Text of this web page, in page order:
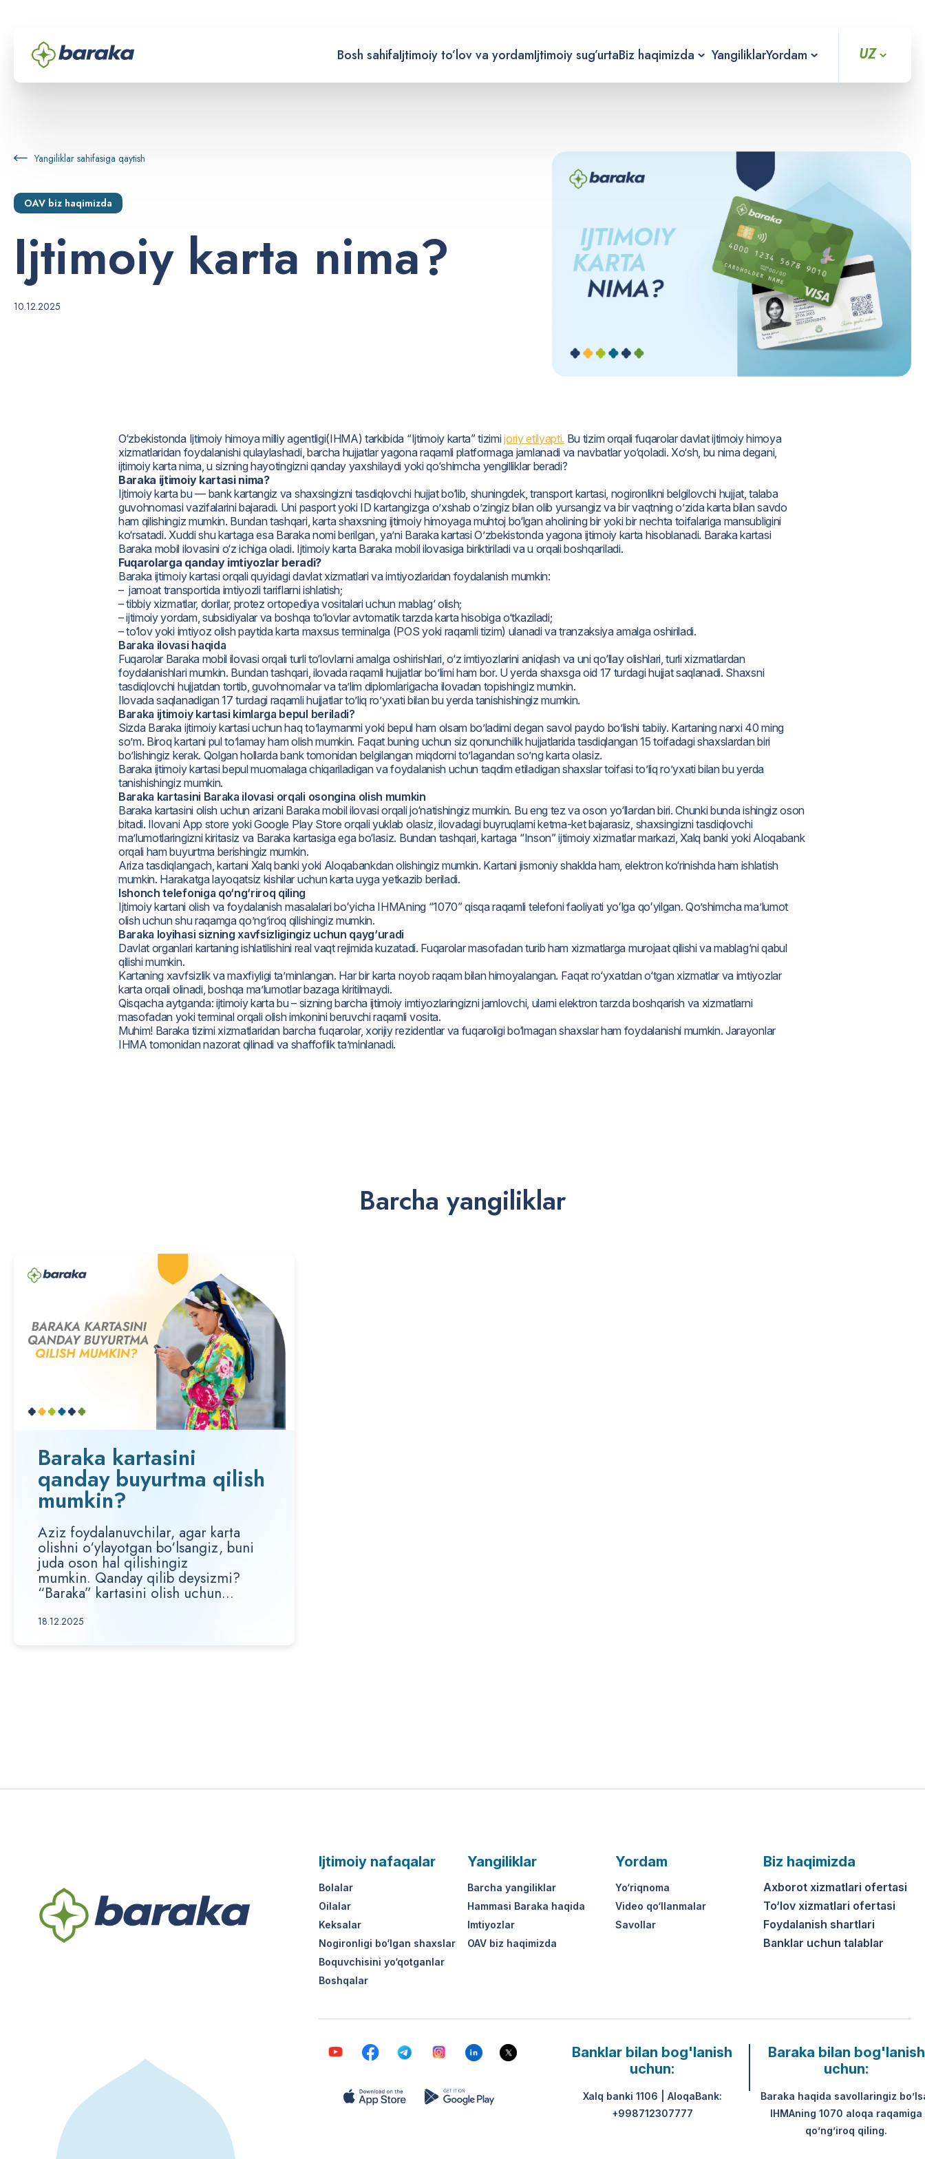
Bosh sahifaIjtimoiy to’lov va yordamIjtimoiy sug’urtaBiz haqimizda YangiliklarYordam UZ
Yangiliklar sahifasiga qaytish
OAV biz haqimizda
Ijtimoiy karta nima?
10.12.2025
O‘zbekistonda Ijtimoiy himoya milliy agentligi(IHMA) tarkibida “Ijtimoiy karta” tizimijoriy etilyapti. Bu tizim orqali fuqarolar davlat ijtimoiy himoya
xizmatlaridan foydalanishi qulaylashadi, barcha hujjatlar yagona raqamli platformaga jamlanadi va navbatlar yo‘qoladi. Xo‘sh, bu nima degani,
ijtimoiy karta nima, u sizning hayotingizni qanday yaxshilaydi yoki qo‘shimcha yengilliklar beradi?
Baraka ijtimoiy kartasi nima?
Ijtimoiy karta bu — bank kartangiz va shaxsingizni tasdiqlovchi hujjat bo‘lib, shuningdek, transport kartasi, nogironlikni belgilovchi hujjat, talaba
guvohnomasi vazifalarini bajaradi. Uni pasport yoki ID kartangizga o’xshab o’zingiz bilan olib yursangiz va bir vaqtning o’zida karta bilan savdo
ham qilishingiz mumkin. Bundan tashqari, karta shaxsning ijtimoiy himoyaga muhtoj bo‘lgan aholining bir yoki bir nechta toifalariga mansubligini
ko‘rsatadi. Xuddi shu kartaga esa Baraka nomi berilgan, ya’ni Baraka kartasi O’zbekistonda yagona ijtimoiy karta hisoblanadi. Baraka kartasi
Baraka mobil ilovasini o‘z ichiga oladi. Ijtimoiy karta Baraka mobil ilovasiga biriktiriladi va u orqali boshqariladi.
Fuqarolarga qanday imtiyozlar beradi?
Baraka ijtimoiy kartasi orqali quyidagi davlat xizmatlari va imtiyozlaridan foydalanish mumkin:
– jamoat transportida imtiyozli tariflarni ishlatish;
– tibbiy xizmatlar, dorilar, protez ortopediya vositalari uchun mablag‘ olish;
– ijtimoiy yordam, subsidiyalar va boshqa to‘lovlar avtomatik tarzda karta hisobiga o‘tkaziladi;
– to‘lov yoki imtiyoz olish paytida karta maxsus terminalga (POS yoki raqamli tizim) ulanadi va tranzaksiya amalga oshiriladi.
Baraka ilovasi haqida
Fuqarolar Baraka mobil ilovasi orqali turli to‘lovlarni amalga oshirishlari, o‘z imtiyozlarini aniqlash va uni qo‘llay olishlari, turli xizmatlardan
foydalanishlari mumkin. Bundan tashqari, ilovada raqamli hujjatlar bo’limi ham bor. U yerda shaxsga oid 17 turdagi hujjat saqlanadi. Shaxsni
tasdiqlovchi hujjatdan tortib, guvohnomalar va ta’lim diplomlarigacha ilovadan topishingiz mumkin.
Ilovada saqlanadigan 17 turdagi raqamli hujjatlar to’liq ro’yxati bilan bu yerda tanishishingiz mumkin.
Baraka ijtimoiy kartasi kimlarga bepul beriladi?
Sizda Baraka ijtimoiy kartasi uchun haq to’laymanmi yoki bepul ham olsam bo’ladimi degan savol paydo bo’lishi tabiiy. Kartaning narxi 40 ming
so’m. Biroq kartani pul to’lamay ham olish mumkin. Faqat buning uchun siz qonunchilik hujjatlarida tasdiqlangan 15 toifadagi shaxslardan biri
bo’lishingiz kerak. Qolgan hollarda bank tomonidan belgilangan miqdorni to’lagandan so’ng karta olasiz.
Baraka ijtimoiy kartasi bepul muomalaga chiqariladigan va foydalanish uchun taqdim etiladigan shaxslar toifasi to’liq ro’yxati bilan bu yerda
tanishishingiz mumkin.
Baraka kartasini Baraka ilovasi orqali osongina olish mumkin
Baraka kartasini olish uchun arizani Baraka mobil ilovasi orqali jo‘natishingiz mumkin. Bu eng tez va oson yo‘llardan biri. Chunki bunda ishingiz oson
bitadi. Ilovani App store yoki Google Play Store orqali yuklab olasiz, ilovadagi buyruqlarni ketma-ket bajarasiz, shaxsingizni tasdiqlovchi
ma’lumotlaringizni kiritasiz va Baraka kartasiga ega bo‘lasiz. Bundan tashqari, kartaga “Inson” ijtimoiy xizmatlar markazi, Xalq banki yoki Aloqabank
orqali ham buyurtma berishingiz mumkin.
Ariza tasdiqlangach, kartani Xalq banki yoki Aloqabankdan olishingiz mumkin. Kartani jismoniy shaklda ham, elektron ko‘rinishda ham ishlatish
mumkin. Harakatga layoqatsiz kishilar uchun karta uyga yetkazib beriladi.
Ishonch telefoniga qo‘ng‘riroq qiling
Ijtimoiy kartani olish va foydalanish masalalari boʻyicha IHMAning “1070” qisqa raqamli telefoni faoliyati yoʻlga qoʻyilgan. Qo’shimcha ma’lumot
olish uchun shu raqamga qo’ng’iroq qilishingiz mumkin.
Baraka loyihasi sizning xavfsizligingiz uchun qayg‘uradi
Davlat organlari kartaning ishlatilishini real vaqt rejimida kuzatadi. Fuqarolar masofadan turib ham xizmatlarga murojaat qilishi va mablag‘ni qabul
qilishi mumkin.
Kartaning xavfsizlik va maxfiyligi ta’minlangan. Har bir karta noyob raqam bilan himoyalangan. Faqat ro‘yxatdan o‘tgan xizmatlar va imtiyozlar
karta orqali olinadi, boshqa ma’lumotlar bazaga kiritilmaydi.
Qisqacha aytganda: ijtimoiy karta bu – sizning barcha ijtimoiy imtiyozlaringizni jamlovchi, ularni elektron tarzda boshqarish va xizmatlarni
masofadan yoki terminal orqali olish imkonini beruvchi raqamli vosita.
Muhim! Baraka tizimi xizmatlaridan barcha fuqarolar, xorijiy rezidentlar va fuqaroligi bo‘lmagan shaxslar ham foydalanishi mumkin. Jarayonlar
IHMA tomonidan nazorat qilinadi va shaffoflik ta’minlanadi.
Barcha yangiliklar
Baraka kartasini
qanday buyurtma qilish
mumkin?
Aziz foydalanuvchilar, agar karta
olishni o‘ylayotgan bo‘lsangiz, buni
juda oson hal qilishingiz
mumkin. Qanday qilib deysizmi?
“Baraka” kartasini olish uchun...
18.12.2025
Ijtimoiy nafaqalar
Bolalar
Oilalar
Keksalar
Nogironligi bo‘lgan shaxslar
Boquvchisini yo‘qotganlar
Boshqalar
Yangiliklar
Barcha yangiliklar
Hammasi Baraka haqida
Imtiyozlar
OAV biz haqimizda
Yordam
Yo‘riqnoma
Video qo‘llanmalar
Savollar
Biz haqimizda
Axborot xizmatlari ofertasi
To‘lov xizmatlari ofertasi
Foydalanish shartlari
Banklar uchun talablar
Banklar bilan bog'lanish
uchun:
Xalq banki 1106 | AloqaBank:
+998712307777
Baraka bilan bog'lanish
uchun:
Baraka haqida savollaringiz
IHMAning 1070 aloqa raqamiga
qo’ng’iroq qiling.